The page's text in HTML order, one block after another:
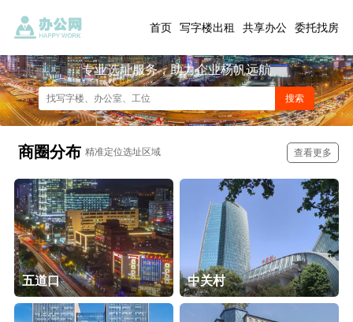
首页 写字楼出租 共享办公 委托找房
专业选址服务，助力企业杨帆远航
商圈分布 精准定位选址区域 查看更多
五道口 中关村